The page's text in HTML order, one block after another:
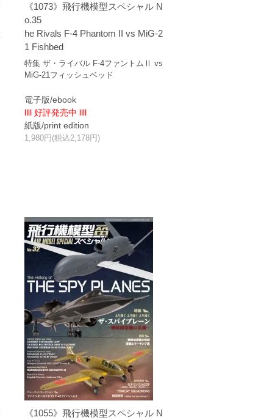
《1073》飛行機模型スペシャル N
o.35
he Rivals F-4 Phantom II vs MiG-2
1 Fishbed
特集 ザ・ライバル F-4ファントムⅡ vs
MiG-21フィッシュベッド
電子版/ebook
llll 好評発売中 llll
紙版/print edition
1,980円(税込2,178円)
《1055》飛行機模型スペシャル N